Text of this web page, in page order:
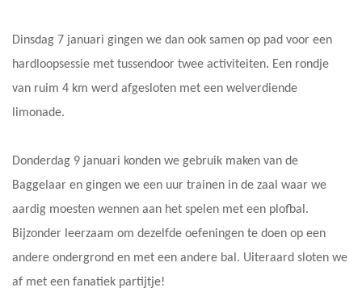
Dinsdag 7 januari gingen we dan ook samen op pad voor een
hardloopsessie met tussendoor twee activiteiten. Een rondje
van ruim 4 km werd afgesloten met een welverdiende
limonade.
Donderdag 9 januari konden we gebruik maken van de
Baggelaar en gingen we een uur trainen in de zaal waar we
aardig moesten wennen aan het spelen met een plofbal.
Bijzonder leerzaam om dezelfde oefeningen te doen op een
andere ondergrond en met een andere bal. Uiteraard sloten we
af met een fanatiek partijtje!